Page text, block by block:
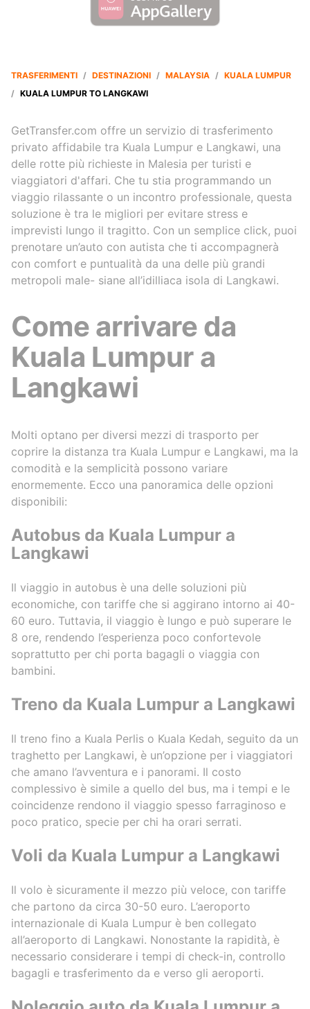
TRASFERIMENTI / DESTINAZIONI / MALAYSIA / KUALA LUMPUR
/ KUALA LUMPUR TO LANGKAWI
GetTransfer.com offre un servizio di trasferimento
privato affidabile tra Kuala Lumpur e Langkawi, una
delle rotte più richieste in Malesia per turisti e
viaggiatori d'affari. Che tu stia programmando un
viaggio rilassante o un incontro professionale, questa
soluzione è tra le migliori per evitare stress e
imprevisti lungo il tragitto. Con un semplice click, puoi
prenotare un’auto con autista che ti accompagnerà
con comfort e puntualità da una delle più grandi
metropoli male- siane all’idilliaca isola di Langkawi.
Come arrivare da
Kuala Lumpur a
Langkawi
Molti optano per diversi mezzi di trasporto per
coprire la distanza tra Kuala Lumpur e Langkawi, ma la
comodità e la semplicità possono variare
enormemente. Ecco una panoramica delle opzioni
disponibili:
Autobus da Kuala Lumpur a
Langkawi
Il viaggio in autobus è una delle soluzioni più
economiche, con tariffe che si aggirano intorno ai 40-
60 euro. Tuttavia, il viaggio è lungo e può superare le
8 ore, rendendo l’esperienza poco confortevole
soprattutto per chi porta bagagli o viaggia con
bambini.
Treno da Kuala Lumpur a Langkawi
Il treno fino a Kuala Perlis o Kuala Kedah, seguito da un
traghetto per Langkawi, è un’opzione per i viaggiatori
che amano l’avventura e i panorami. Il costo
complessivo è simile a quello del bus, ma i tempi e le
coincidenze rendono il viaggio spesso farraginoso e
poco pratico, specie per chi ha orari serrati.
Voli da Kuala Lumpur a Langkawi
Il volo è sicuramente il mezzo più veloce, con tariffe
che partono da circa 30-50 euro. L’aeroporto
internazionale di Kuala Lumpur è ben collegato
all’aeroporto di Langkawi. Nonostante la rapidità, è
necessario considerare i tempi di check-in, controllo
bagagli e trasferimento da e verso gli aeroporti.